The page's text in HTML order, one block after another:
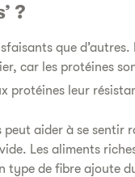
?
que d’autres.
car les protéines
protéines leur
aider à se sentir
Les aliments
type de fibre ajoute